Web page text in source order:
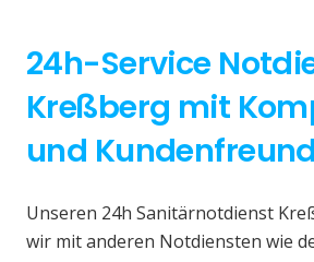
24h-Service
Kreßberg mit
und
Unseren 24h Sanitärnotdienst
wir mit anderen Notdiensten wie